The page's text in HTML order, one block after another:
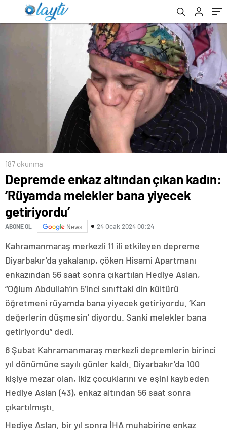
getiriyordu’
187 okunma
Depremde enkaz altından çıkan kadın:
‘Rüyamda melekler bana yiyecek
getiriyordu’
ABONE OL News 24 Ocak 2024 00:24
Kahramanmaraş merkezli 11 ili etkileyen depreme
Diyarbakır’da yakalanıp, çöken Hisami Apartmanı
enkazından 56 saat sonra çıkartılan Hediye Aslan,
“Oğlum Abdullah’ın 5’inci sınıftaki din kültürü
öğretmeni rüyamda bana yiyecek getiriyordu. ‘Kan
değerlerin düşmesin’ diyordu. Sanki melekler bana
getiriyordu” dedi.
6 Şubat Kahramanmaraş merkezli depremlerin birinci
yıl dönümüne sayılı günler kaldı. Diyarbakır’da 100
kişiye mezar olan, ikiz çocuklarını ve eşini kaybeden
Hediye Aslan (43), enkaz altından 56 saat sonra
çıkartılmıştı.
Hediye Aslan, bir yıl sonra İHA muhabirine enkaz